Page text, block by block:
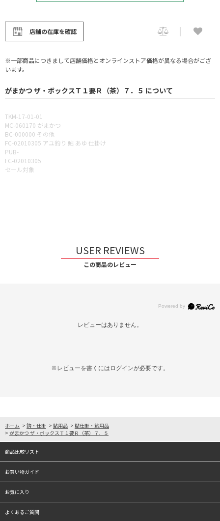
店舗の在庫を確認
※一部商品につきまして店舗価格とオンラインストア価格が異なる場合がござ
います。
がまかつ ザ・ボックスＴ１要Ｒ（茶）７．５ について
TKM-17-01-01
MC-060170 がまかつ
BC-000000 その他
FC-02010305 アユ釣り 鮎 あゆ 仕掛け
PUB-
FC-02010305
セール対象
USER REVIEWS
この商品のレビュー
レビューはありません。
※レビューを書くには ログインが必要です。
ホーム > 鈎・仕掛 > 鮎用品 > 鮎仕掛・鮎用品
> がまかつ ザ・ボックスＴ１要Ｒ（茶）７．５
商品比較リスト
お買い物ガイド
お気に入り
よくあるご質問